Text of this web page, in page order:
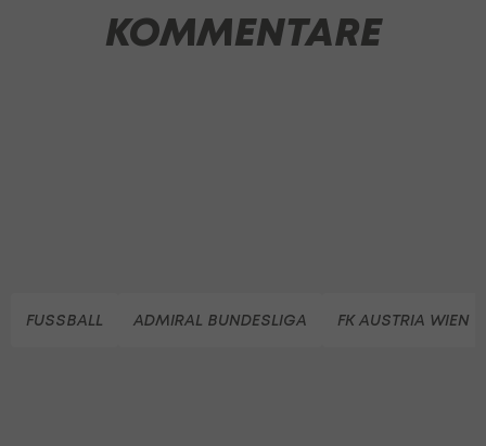
KOMMENTARE
FUSSBALL ADMIRAL BUNDESLIGA FK AUSTRIA WIEN